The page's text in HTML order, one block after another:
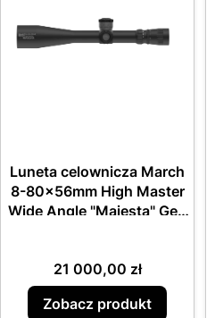
Luneta celownicza March
8-80x56mm High Master
Wide Angle "Majesta" Gen
Cena
21 000,00 zł
Zobacz produkt